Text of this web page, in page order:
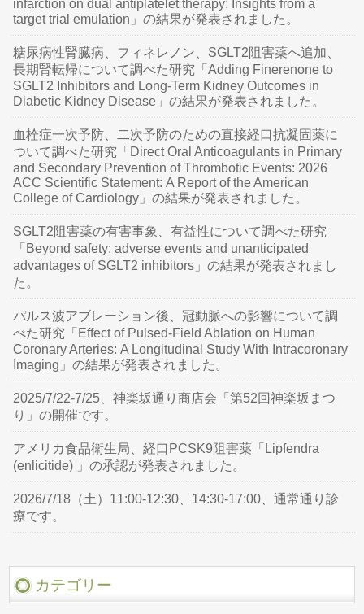
infarction on dual antiplatelet therapy: Insights from a
target trial emulation」の結果が発表されました。
糖尿病性腎臓病、フィネレノン、SGLT2阻害薬へ追加、
長期腎転帰について調べた研究「Adding Finerenone to
SGLT2 Inhibitors and Long-Term Kidney Outcomes in
Diabetic Kidney Disease」の結果が発表されました。
血栓症一次予防、二次予防のための直接経口抗凝固薬に
ついて調べた研究「Direct Oral Anticoagulants in Primary
and Secondary Prevention of Thrombotic Events: 2026
ACC Scientific Statement: A Report of the American
College of Cardiology」の結果が発表されました。
SGLT2阻害薬の有害事象、有益性について調べた研究
「Beyond safety: adverse events and unanticipated
advantages of SGLT2 inhibitors」の結果が発表されまし
た。
パルス波アブレーション後、冠動脈への影響について調
べた研究「Effect of Pulsed-Field Ablation on Human
Coronary Arteries: A Longitudinal Study With Intracoronary
Imaging」の結果が発表されました。
2025/7/22-7/25、神楽坂通り商店会「第52回神楽坂まつ
り」の開催です。
アメリカ食品衛生局、経口PCSK9阻害薬「Lipfendra
(enlicitide) 」の承認が発表されました。
2026/7/18（土）11:00-12:30、14:30-17:00、通常通り診
療です。
カテゴリー